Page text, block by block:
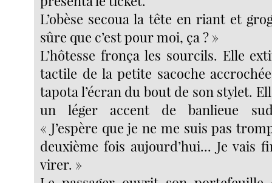
L’obèse secoua la tête en riant et
sûre que c’est pour moi, ça ? »
L’hôtesse fronça les sourcils. Elle
tactile de la petite sacoche
tapota l’écran du bout de son stylet.
un léger accent de banlieue
« J’espère que je ne me suis pas
deuxième fois aujourd’hui... Je vais
virer. »